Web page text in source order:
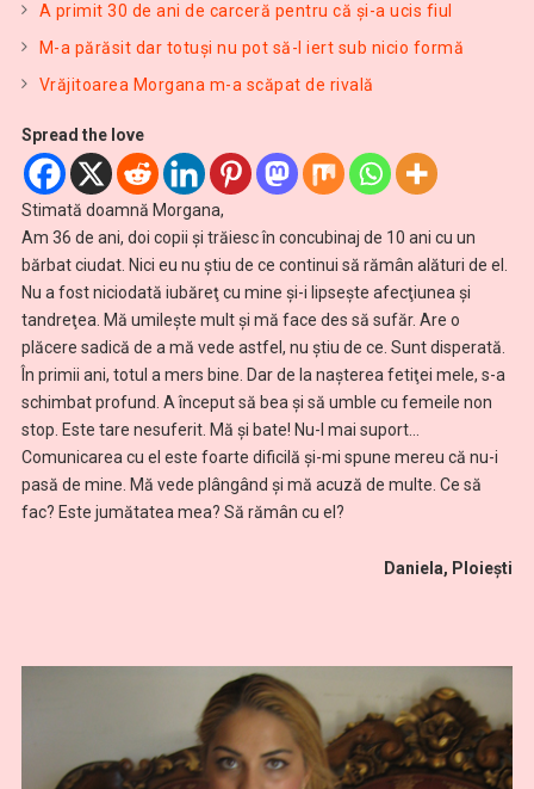
A primit 30 de ani de carceră pentru că şi-a ucis fiul
M-a părăsit dar totuşi nu pot să-l iert sub nicio formă
Vrăjitoarea Morgana m-a scăpat de rivală
Spread the love
Stimată doamnă Morgana,
Am 36 de ani, doi copii şi trăiesc în concubinaj de 10 ani cu un
bărbat ciudat. Nici eu nu ştiu de ce continui să rămân alături de el.
Nu a fost niciodată iubăreţ cu mine şi-i lipseşte afecţiunea şi
tandreţea. Mă umileşte mult şi mă face des să sufăr. Are o
plăcere sadică de a mă vede astfel, nu ştiu de ce. Sunt disperată.
În primii ani, totul a mers bine. Dar de la naşterea fetiţei mele, s-a
schimbat profund. A început să bea şi să umble cu femeile non
stop. Este tare nesuferit. Mă şi bate! Nu-l mai suport…
Comunicarea cu el este foarte dificilă şi-mi spune mereu că nu-i
pasă de mine. Mă vede plângând şi mă acuză de multe. Ce să
fac? Este jumătatea mea? Să rămân cu el?
Daniela, Ploieşti